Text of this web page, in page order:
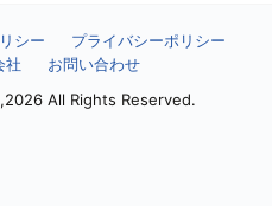
シー
プライバシーポリシー
社
お問い合わせ
All Rights Reserved.